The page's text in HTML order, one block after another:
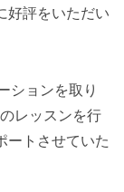
好評をいただい
ションを取り
レッスンを行
ートさせていた